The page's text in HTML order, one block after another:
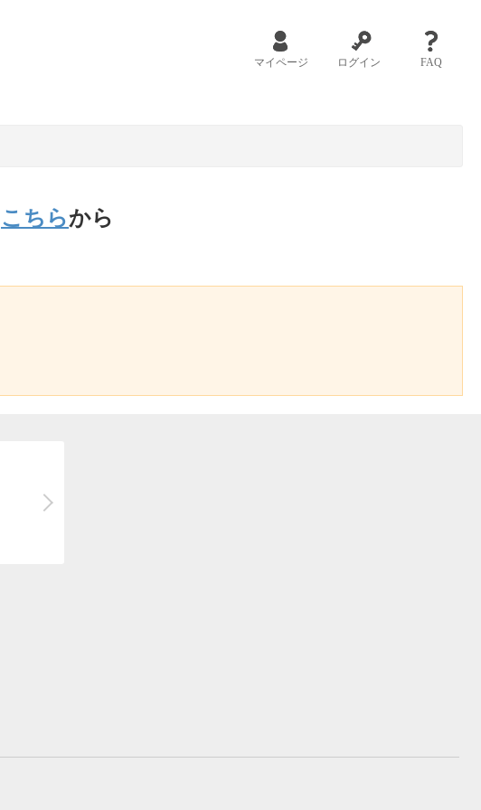
マイページ ログイン FAQ
こちらから